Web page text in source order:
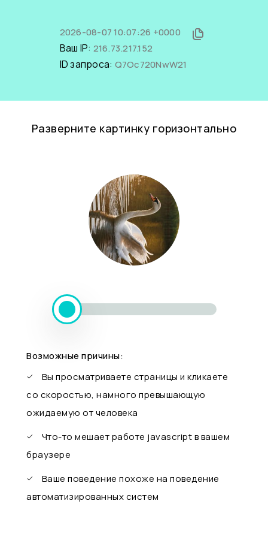
2026-08-07 10:07:26 +0000
Ваш IP: 216.73.217.152
ID запроса: Q7Oc720NwW21
Разверните картинку горизонтально
Возможные причины:
Вы просматриваете страницы и кликаете
со скоростью, намного превышающую
ожидаемую от человека
Что-то мешает работе javascript в вашем
браузере
Ваше поведение похоже на поведение
автоматизированных систем